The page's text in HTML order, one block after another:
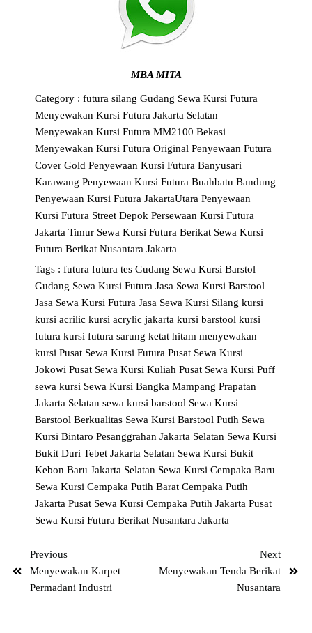
MBA MITA
Category : futura silangGudang Sewa Kursi Futura
Menyewakan Kursi Futura Jakarta Selatan
Menyewakan Kursi Futura MM2100 Bekasi
Menyewakan Kursi Futura OriginalPenyewaan Futura
Cover GoldPenyewaan Kursi Futura Banyusari
KarawangPenyewaan Kursi Futura Buahbatu Bandung
Penyewaan Kursi Futura JakartaUtaraPenyewaan
Kursi Futura Street DepokPersewaan Kursi Futura
Jakarta Timur Sewa Kursi Futura Berikat Sewa Kursi
Futura Berikat Nusantara Jakarta
Tags : futurafutura tesGudang Sewa Kursi Barstol
Gudang Sewa Kursi FuturaJasa Sewa Kursi Barstool
Jasa Sewa Kursi FuturaJasa Sewa Kursi Silangkursi
kursi acrilickursi acrylic jakartakursi barstoolkursi
futurakursi futura sarung ketat hitammenyewakan
kursiPusat Sewa Kursi FuturaPusat Sewa Kursi
JokowiPusat Sewa Kursi KuliahPusat Sewa Kursi Puff
sewa kursi Sewa Kursi Bangka Mampang Prapatan
Jakarta Selatansewa kursi barstool Sewa Kursi
Barstool Berkualitas Sewa Kursi Barstool Putih Sewa
Kursi Bintaro Pesanggrahan Jakarta Selatan Sewa Kursi
Bukit Duri Tebet Jakarta Selatan Sewa Kursi Bukit
Kebon Baru Jakarta Selatan Sewa Kursi Cempaka Baru
Sewa Kursi Cempaka Putih Barat Cempaka Putih
Jakarta Pusat Sewa Kursi Cempaka Putih Jakarta Pusat
Sewa Kursi Futura Berikat Nusantara Jakarta
Previous
Menyewakan Karpet
Permadani Industri
Next
Menyewakan Tenda Berikat
Nusantara